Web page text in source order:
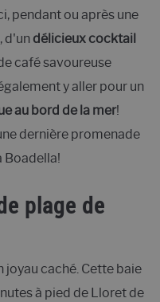
pendant ou après une
d'un délicieux cocktail
café savoureuse
y aller pour un
au bord de la mer!
dernière promenade
Boadella!
plage de
joyau caché. Cette baie
à pied de Lloret de